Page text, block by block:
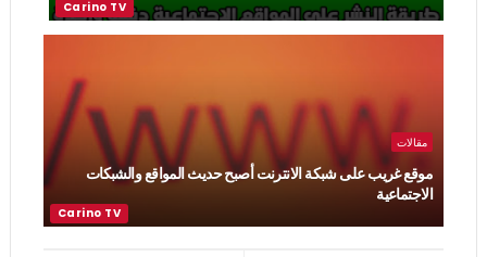
مقالات
موقع غريب على شبكة الانترنت أصبح حديث المواقع والشبكات
الاجتماعية